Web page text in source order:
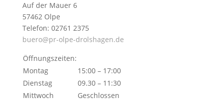
Auf der Mauer 6
57462 Olpe
Telefon: 02761 2375
buero@pr-olpe-drolshagen.de
Öffnungszeiten:
Montag
15:00 – 17:00
Dienstag
09.30 – 11:30
Mittwoch
Geschlossen